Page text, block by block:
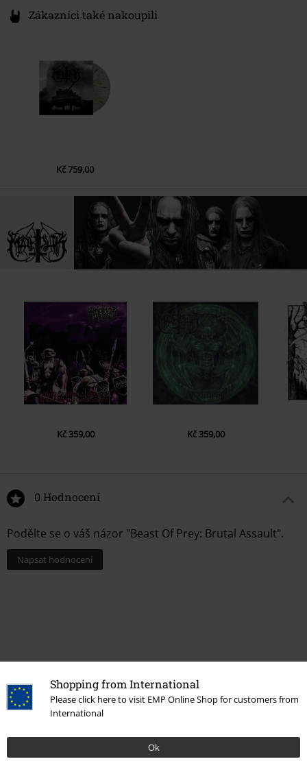
Shopping from International
Please click here to visit EMP Online Shop for customers from
International
Ok
Zákazníci také nakoupili
Kč 759,00
Kč 359,00 Kč 359,00
0 Hodnocení
Podělte se o váš názor "Beast Of Prey: Brutal Assault".
Napsat hodnocení
More categories. More options.